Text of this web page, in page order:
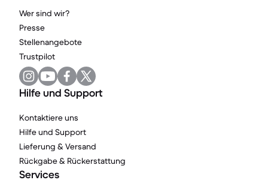
Wer sind wir?
Presse
Stellenangebote
Trustpilot
Hilfe und Support
Kontaktiere uns
Hilfe und Support
Lieferung & Versand
Rückgabe & Rückerstattung
Services